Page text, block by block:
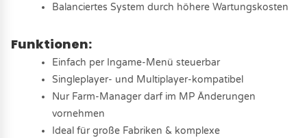
Balanciertes System durch höhere Wartungskosten
Funktionen:
Einfach per Ingame-Menü steuerbar
Singleplayer- und Multiplayer-kompatibel
Nur Farm-Manager darf im MP Änderungen
vornehmen
Ideal für große Fabriken & komplexe